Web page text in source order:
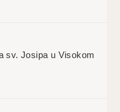
sv. Josipa u Visokom